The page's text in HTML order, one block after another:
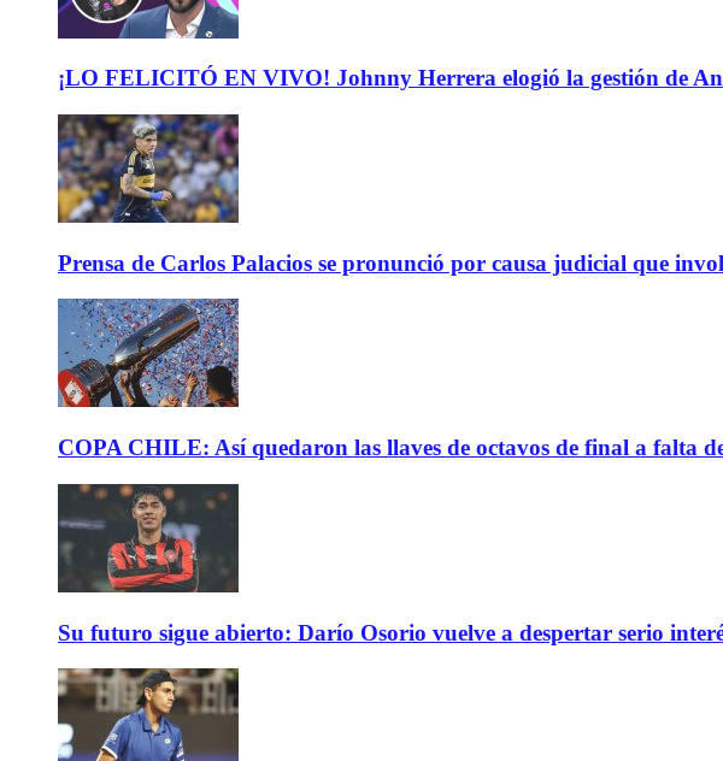
¡LO FELICITÓ EN VIVO! Johnny Herrera elogió la gestión de
Prensa de Carlos Palacios se pronunció por causa judicial que
COPA CHILE: Así quedaron las llaves de octavos de final a falta
Su futuro sigue abierto: Darío Osorio vuelve a despertar serio